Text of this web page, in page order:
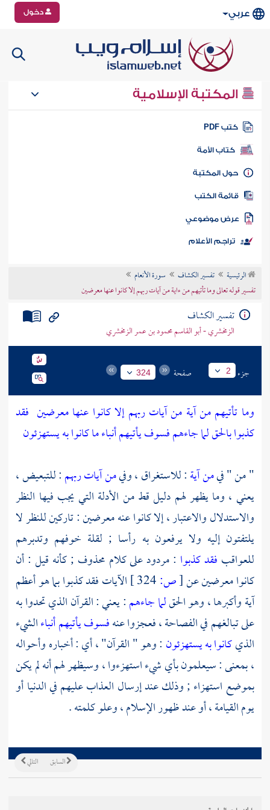
عربي دخول
المكتبة الإسلامية
كتب PDF
كتاب الأمة
المكتبة
الكتب
موضوعي
تراجم الأعلام
الرئيسية تفسير الكشاف
سورة الأنعام
تفسير قوله تعالى وما تأتيهم من ءاية من آيات ربهم إلا كانوا عنها معرضين
تفسير الكشاف
الزمخشري - أبو القاسم محمود بن عمر الزمخشري
جزء 2 صفحة 324
وما تأتيهم من آية من آيات ربهم إلا كانوا عنها معرضين فقد
كذبوا بالحق لما جاءهم فسوف يأتيهم أنباء ما كانوا به يستهزئون
" من " فيمن آية: للاستغراق ، وفيمن آيات ربهم: للتبعيض ،
يعني ، وما يظهر لهم دليل قط من الأدلة التي يجب فيها النظر
والاستدلال والاعتبار ، إلا كانوا عنه معرضين : تاركين للنظر لا
يلتفتون إليه ولا يرفعون به رأسا ; لقلة خوفهم وتدبرهم
للعواقب فقد كذبوا : مردود على كلام محذوف ; كأنه قيل : أن
كانوا معرضين عن[ص:
الآيات فقد كذبوا بما هو أعظم
آية وأكبرها ، وهو الحقلما جاءهم: يعني : القرآن الذي تحدوا به
على تبالغهم في الفصاحة ، فعجزوا عنهفسوف يأتيهم أنباءالشيء
الذيكانوا به يستهزئون : وهو " القرآن" ، أي : أخباره وأحواله
، بمعنى : سيعلمون بأي شيء استهزءوا ، وسيظهر لهم أنه لم يكن
بموضع استهزاء ; وذلك عند إرسال العذاب عليهم في الدنيا أو
يوم القيامة ، أو عند ظهور الإسلام ، وعلو كلمته .
التالي السابق